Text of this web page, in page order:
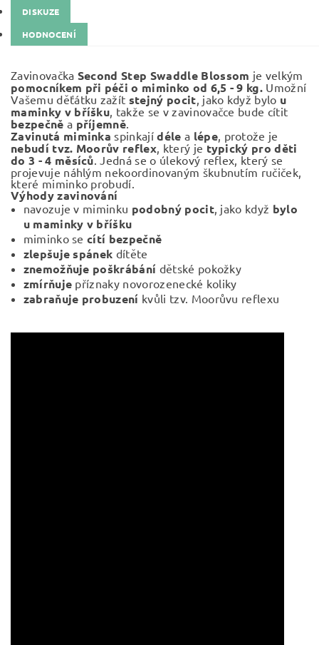
DISKUZE
HODNOCENÍ
Zavinovačka Second Step Swaddle Blossom je velkým
pomocníkem při péči o miminko od 6,5 - 9 kg. Umožní
Vašemu děťátku zažít stejný pocit, jako když bylo u
maminky v bříšku, takže se v zavinovačce bude cítit
bezpečně a příjemně.
Zavinutá miminka spinkajídéle a lépe, protože je
nebudí tvz. Moorův reflex, který je typický pro děti
do 3 - 4 měsíců. Jedná se o úlekový reflex, který se
projevuje náhlým nekoordinovaným škubnutím ručiček,
které miminko probudí.
Výhody zavinování
navozuje v miminku podobný pocit, jako když bylo
u maminky v bříšku
miminko secítí bezpečně
zlepšuje spánek dítěte
znemožňuje poškrábání dětské pokožky
zmírňuje příznaky novorozenecké koliky
zabraňuje probuzení kvůli tzv. Moorůvu reflexu